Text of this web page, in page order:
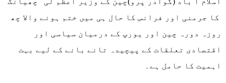
کا جرمنی اور فرانس کا حال ہی میں ختم ہونے والا چھ
روزہ دورہ چین اور یورپ کے درمیان سیاسی اور
اقتصادی تعلقات کے پیچیدہ تانے بانے کے لیے بہت
اہمیت کا حامل ہے۔